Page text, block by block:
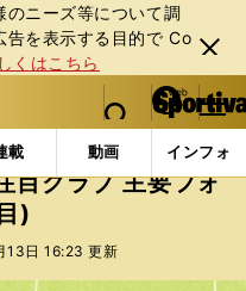
のニーズ等について調
告を表⽰する⽬的で Co
くはこちら
閉じ
る
web Sportiva (webスポルティーバ)
検索
マイペ
ー
ジ
メニュ
載 動画 インフォ
フォト 2025-26 欧州サッ
クラブ 主要フォ
)
13日 16:23 更新